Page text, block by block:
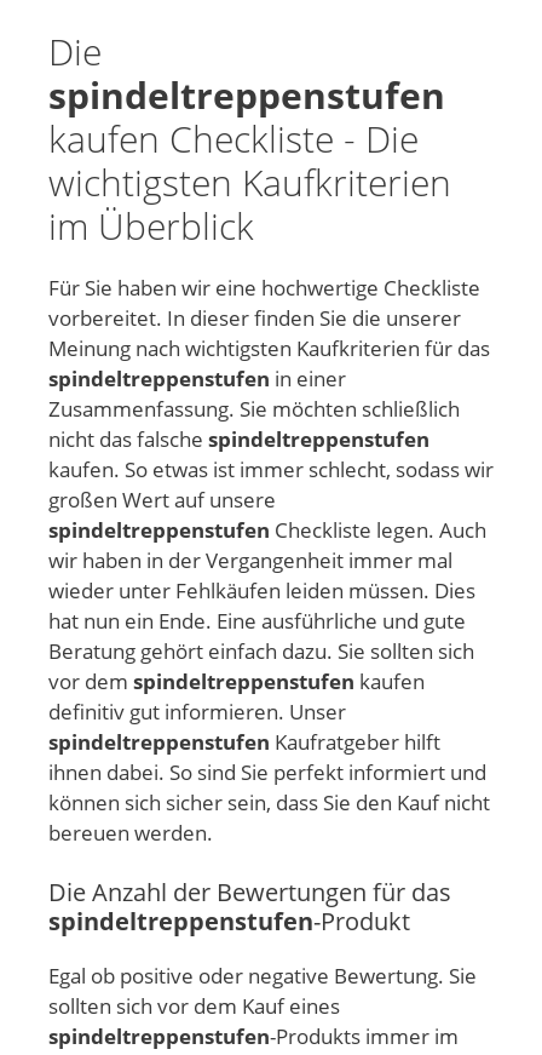
Die
spindeltreppenstufen
kaufen Checkliste - Die
wichtigsten Kaufkriterien
im Überblick
Für Sie haben wir eine hochwertige Checkliste
vorbereitet. In dieser finden Sie die unserer
Meinung nach wichtigsten Kaufkriterien für das
spindeltreppenstufen in einer
Zusammenfassung. Sie möchten schließlich
nicht das falsche spindeltreppenstufen
kaufen. So etwas ist immer schlecht, sodass wir
großen Wert auf unsere
spindeltreppenstufen Checkliste legen. Auch
wir haben in der Vergangenheit immer mal
wieder unter Fehlkäufen leiden müssen. Dies
hat nun ein Ende. Eine ausführliche und gute
Beratung gehört einfach dazu. Sie sollten sich
vor dem spindeltreppenstufen kaufen
definitiv gut informieren. Unser
spindeltreppenstufen Kaufratgeber hilft
ihnen dabei. So sind Sie perfekt informiert und
können sich sicher sein, dass Sie den Kauf nicht
bereuen werden.
Die Anzahl der Bewertungen für das
spindeltreppenstufen-Produkt
Egal ob positive oder negative Bewertung. Sie
sollten sich vor dem Kauf eines
spindeltreppenstufen-Produkts immer im